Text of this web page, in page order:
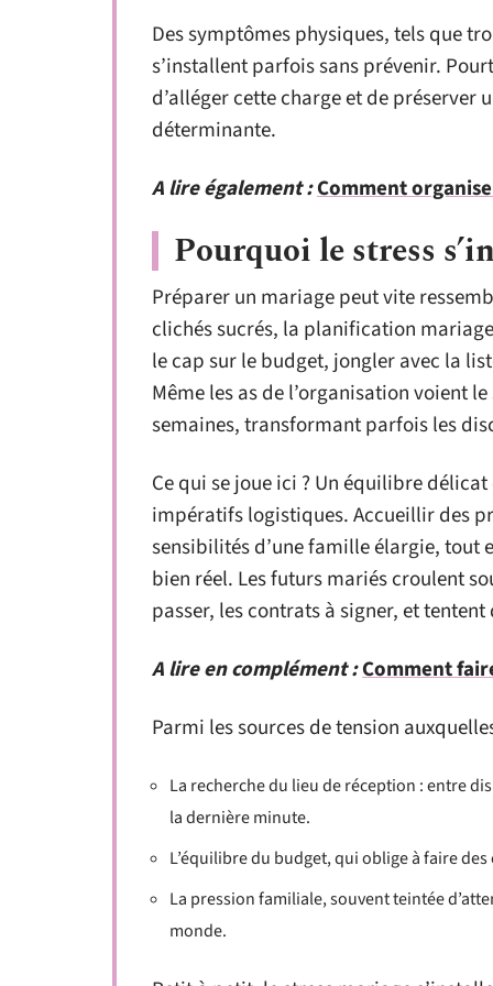
Des symptômes physiques, tels que
s’installent parfois sans prévenir.
d’alléger cette charge et de
déterminante.
A lire également :Comment
Pourquoi le stress
Préparer un mariage peut vite
clichés sucrés, la planification
le cap sur le budget, jongler avec la
Même les as de l’organisation voient
semaines, transformant parfois les
Ce qui se joue ici ? Un équilibre
impératifs logistiques. Accueillir des
sensibilités d’une famille élargie, tout
bien réel. Les futurs mariés croulent
passer, les contrats à signer, et
A lire en complément :Comment
Parmi les sources de tension
La recherche du lieu de réception : entre
la dernière minute.
L’équilibre du budget, qui oblige à faire
La pression familiale, souvent teintée
monde.